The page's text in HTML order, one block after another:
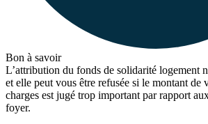
Bon à savoir
L’attribution du fonds de solidarité logement
et elle peut vous être refusée si le montant de
charges est jugé trop important par rapport
foyer.